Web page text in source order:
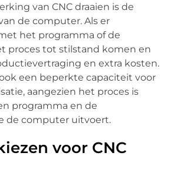
van CNC draaien is de
de computer. Als er
het programma of de
proces tot stilstand komen en
en extra kosten.
een beperkte capaciteit voor
aangezien het proces is
programma en de
de computer uitvoert.
voor CNC